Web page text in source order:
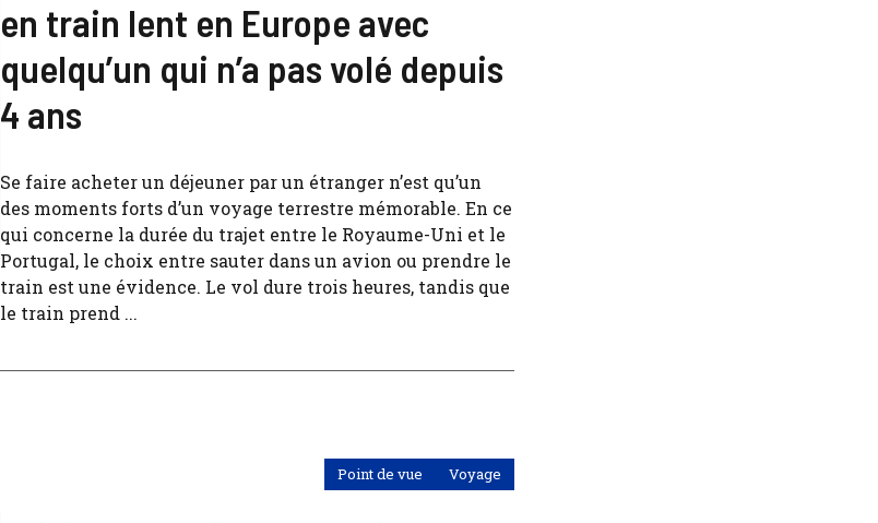
en train lent en Europe avec
quelqu’un qui n’a pas volé depuis
4 ans
Se faire acheter un déjeuner par un étranger n’est qu’un
des moments forts d’un voyage terrestre mémorable. En ce
qui concerne la durée du trajet entre le Royaume-Uni et le
Portugal, le choix entre sauter dans un avion ou prendre le
train est une évidence. Le vol dure trois heures, tandis que
le train prend ...
Point de vue Voyage